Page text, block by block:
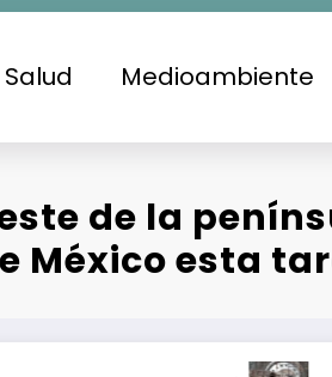
Salud Medioambiente
de la
México esta